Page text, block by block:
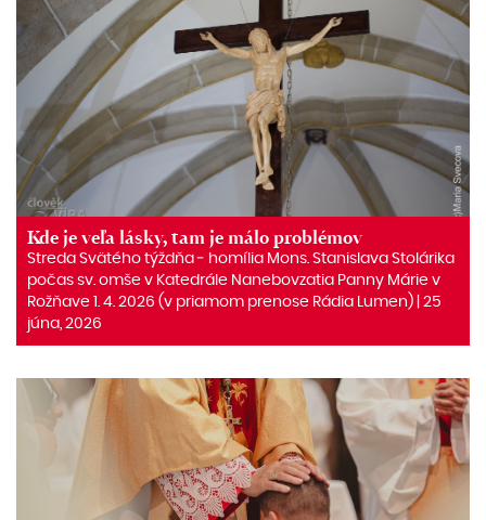
Kde je veľa lásky, tam je málo problémov
Streda Svätého týždňa ‒ homília Mons. Stanislava Stolárika
počas sv. omše v Katedrále Nanebovzatia Panny Márie v
Rožňave 1. 4. 2026 (v priamom prenose Rádia Lumen) | 25
júna, 2026